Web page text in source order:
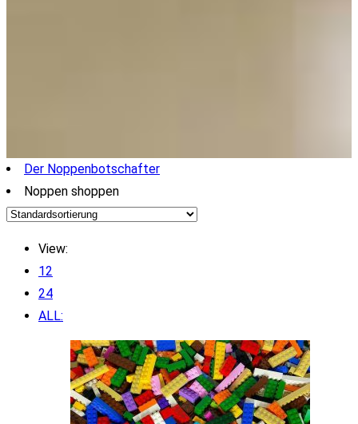
Der Noppenbotschafter
Noppen shoppen
View:
12
24
ALL: